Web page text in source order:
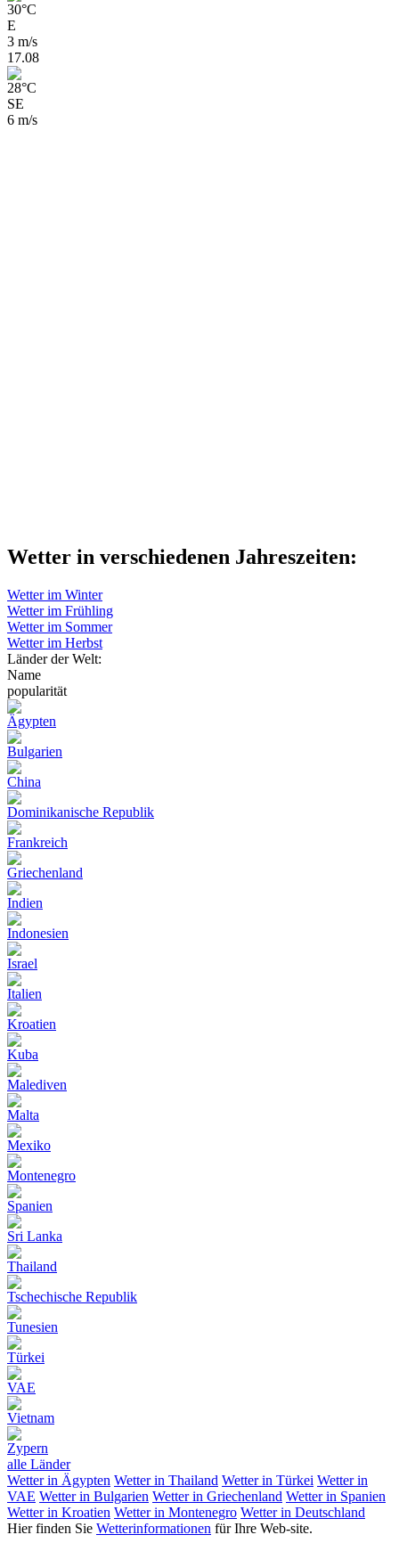
30°C
E
3 m/s
17.08
28°C
SE
6 m/s
Wetter in verschiedenen Jahreszeiten:
Wetter im Winter
Wetter im Frühling
Wetter im Sommer
Wetter im Herbst
Länder der Welt:
Name
popularität
Ägypten
Bulgarien
China
Dominikanische Republik
Frankreich
Griechenland
Indien
Indonesien
Israel
Italien
Kroatien
Kuba
Malediven
Malta
Mexiko
Montenegro
Spanien
Sri Lanka
Thailand
Tschechische Republik
Tunesien
Türkei
VAE
Vietnam
Zypern
alle Länder
Wetter in Ägypten Wetter in Thailand Wetter in Türkei Wetter in
VAE Wetter in Bulgarien Wetter in Griechenland Wetter in Spanien
Wetter in Kroatien Wetter in Montenegro Wetter in Deutschland
Hier finden Sie Wetterinformationen für Ihre Web-site.